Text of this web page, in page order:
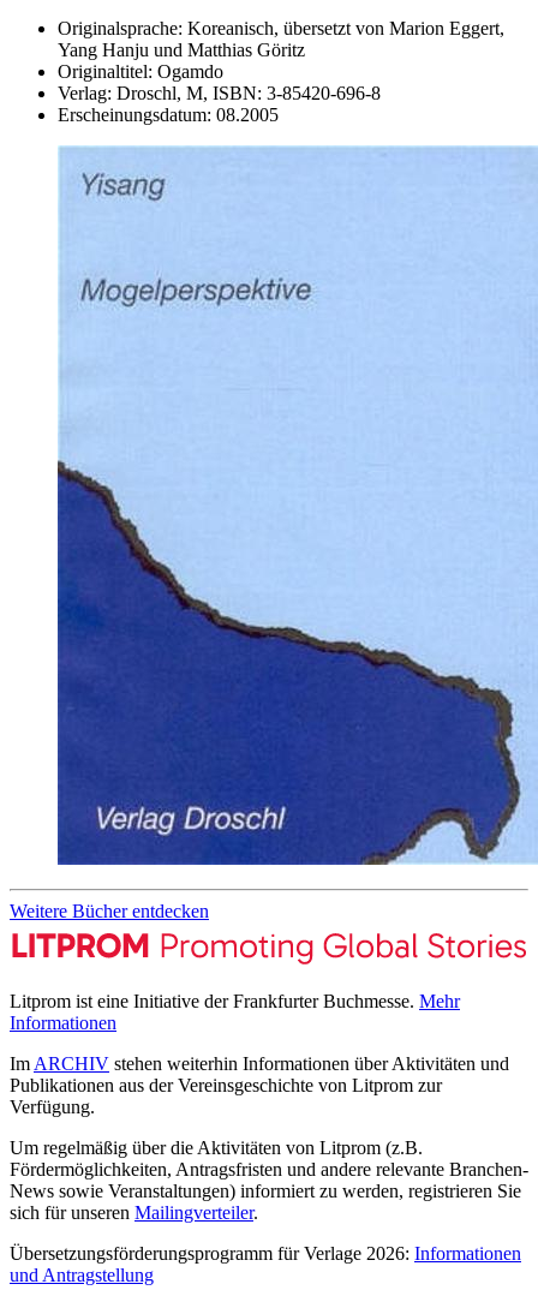
Originalsprache: Koreanisch, übersetzt von Marion Eggert,
Yang Hanju und Matthias Göritz
Originaltitel: Ogamdo
Verlag: Droschl, M, ISBN: 3-85420-696-8
Erscheinungsdatum: 08.2005
Weitere Bücher entdecken
Litprom ist eine Initiative der Frankfurter Buchmesse. Mehr
Informationen
Im ARCHIV stehen weiterhin Informationen über Aktivitäten und
Publikationen aus der Vereinsgeschichte von Litprom zur
Verfügung.
Um regelmäßig über die Aktivitäten von Litprom (z.B.
Fördermöglichkeiten, Antragsfristen und andere relevante Branchen-
News sowie Veranstaltungen) informiert zu werden, registrieren Sie
sich für unseren Mailingverteiler.
Übersetzungsförderungsprogramm für Verlage 2026: Informationen
und Antragstellung